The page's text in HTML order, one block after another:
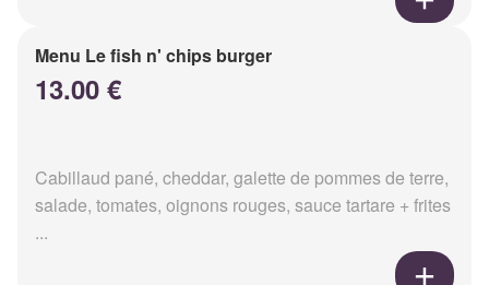
Menu Le fish n' chips burger
13.00 €
Cabillaud pané, cheddar, galette de pommes de terre,
salade, tomates, oignons rouges, sauce tartare + frites
...